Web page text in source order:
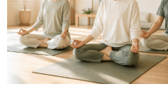
2018年3月
2018年2月
2018年1月